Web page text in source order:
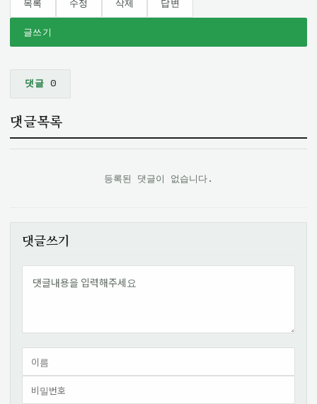
목록 수정 삭제 답변
글쓰기
댓글 0
댓글목록
등록된 댓글이 없습니다.
댓글쓰기